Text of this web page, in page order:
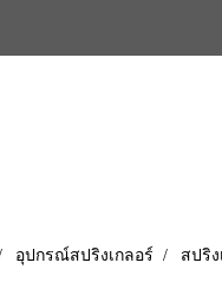
อุปกรณ์สปริงเกลอร์ สปริ